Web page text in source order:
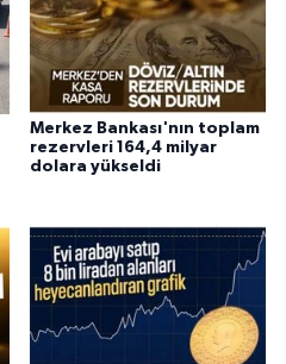
Merkez Bankası'nın toplam
rezervleri 164,4 milyar
dolara yükseldi